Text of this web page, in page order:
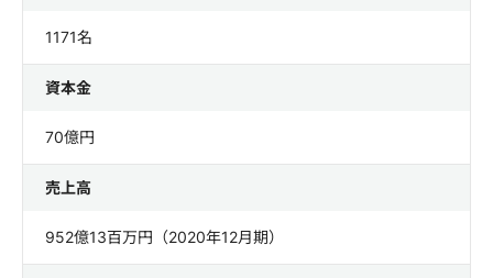
1171名
資本金
70億円
売上高
952億13百万円（2020年12月期）